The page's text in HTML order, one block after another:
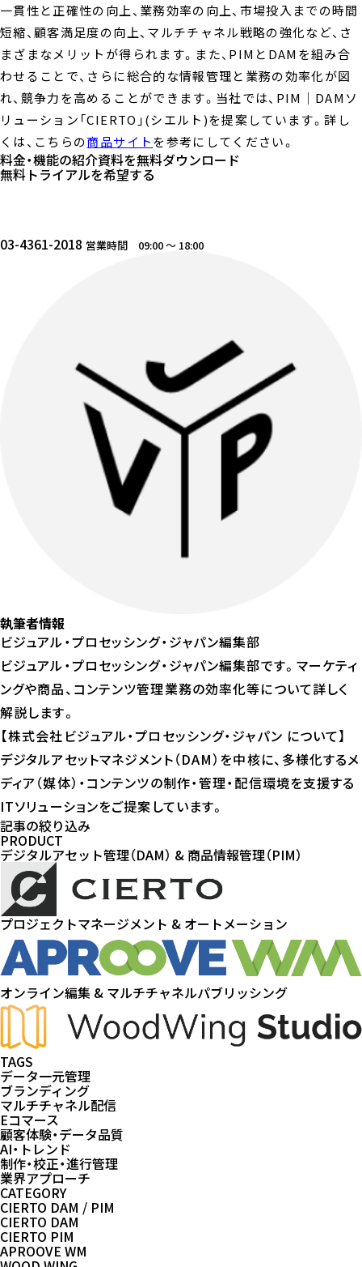
一貫性と正確性の向上、業務効率の向上、市場投入までの時間
短縮、顧客満足度の向上、マルチチャネル戦略の強化など、さ
まざまなメリットが得られます。また、PIMとDAMを組み合
わせることで、さらに総合的な情報管理と業務の効率化が図
れ、競争力を高めることができます。当社では、PIM｜DAMソ
リューション「CIERTO」(シエルト)を提案しています。詳し
くは、こちらの商品サイトを参考にしてください。
料金・機能の紹介資料を無料ダウンロード
無料トライアルを希望する
03-4361-2018 営業時間 09:00 〜 18:00
執筆者情報
ビジュアル・プロセッシング・ジャパン編集部
ビジュアル・プロセッシング・ジャパン編集部です。マーケティ
ングや商品、コンテンツ管理業務の効率化等について詳しく
解説します。
【株式会社ビジュアル・プロセッシング・ジャパン について】
デジタルアセットマネジメント（DAM）を中核に、多様化するメ
ディア（媒体）・コンテンツの制作・管理・配信環境を支援する
ITソリューションをご提案しています。
記事の絞り込み
PRODUCT
デジタルアセット管理（DAM） & 商品情報管理（PIM）
プロジェクトマネージメント & オートメーション
オンライン編集 & マルチチャネルパブリッシング
TAGS
データ一元管理
ブランディング
マルチチャネル配信
Eコマース
顧客体験・データ品質
AI・トレンド
制作・校正・進行管理
業界アプローチ
CATEGORY
CIERTO DAM / PIM
CIERTO DAM
CIERTO PIM
APROOVE WM